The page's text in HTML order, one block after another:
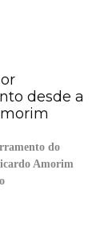
desde a
do
Amorim